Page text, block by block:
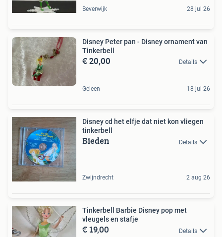
Beverwijk 28 jul 26
Disney Peter pan - Disney ornament van
Tinkerbell
€ 20,00 Details
Geleen 18 jul 26
Disney cd het elfje dat niet kon vliegen
tinkerbell
Bieden Details
Zwijndrecht 2 aug 26
Tinkerbell Barbie Disney pop met
vleugels en stafje
€ 19,00 Details